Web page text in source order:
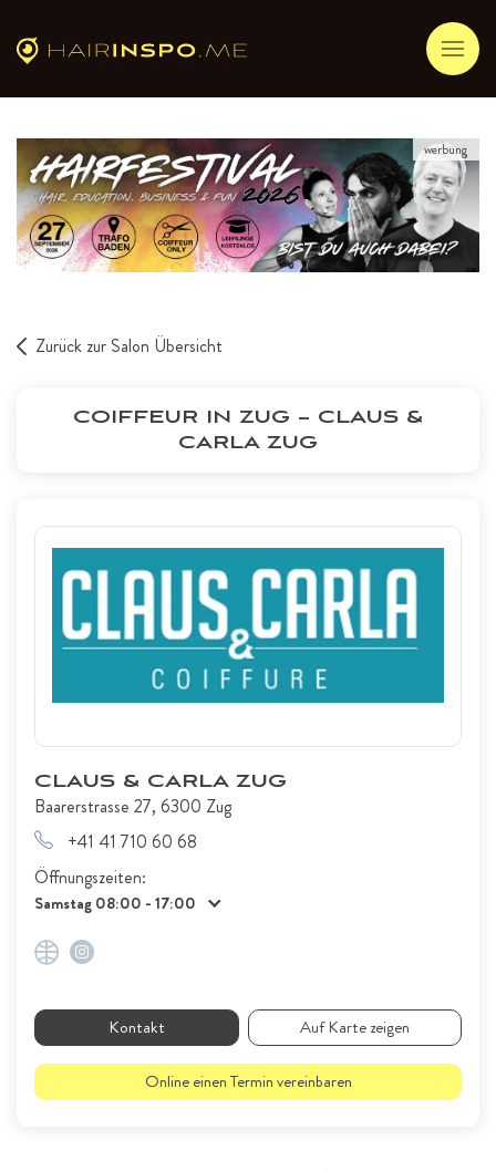
werbung
Zurück zur Salon Übersicht
COIFFEUR IN ZUG – CLAUS &
CARLA ZUG
CLAUS & CARLA ZUG
Baarerstrasse 27, 6300 Zug
+41 41 710 60 68
Öffnungszeiten:
Samstag 08:00 - 17:00
Kontakt Auf Karte zeigen
Online einen Termin vereinbaren